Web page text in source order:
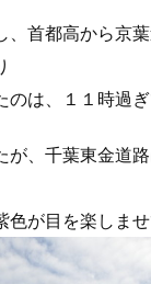
、首都高から京
は、１１時過ぎ
、千葉東金道
が目を楽しませ